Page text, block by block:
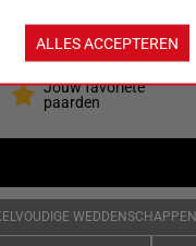
Jouw favoriete
paarden
WEDDENSCHAPPEN
ALLES ACCEPTEREN